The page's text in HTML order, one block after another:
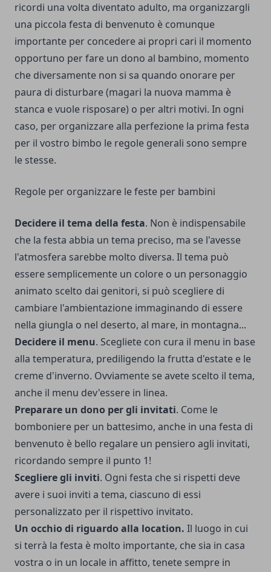
ricordi una volta diventato adulto, ma organizzargli
una piccola festa di benvenuto è comunque
importante per concedere ai propri cari il momento
opportuno per fare un dono al bambino, momento
che diversamente non si sa quando onorare per
paura di disturbare (magari la nuova mamma è
stanca e vuole risposare) o per altri motivi. In ogni
caso, per organizzare alla perfezione la prima festa
per il vostro bimbo le regole generali sono sempre
le stesse.
Regole per organizzare le feste per bambini
Decidere il tema della festa. Non è indispensabile
che la festa abbia un tema preciso, ma se l'avesse
l'atmosfera sarebbe molto diversa. Il tema può
essere semplicemente un colore o un personaggio
animato scelto dai genitori, si può scegliere di
cambiare l'ambientazione immaginando di essere
nella giungla o nel deserto, al mare, in montagna...
Decidere il menu. Scegliete con cura il menu in base
alla temperatura, prediligendo la frutta d'estate e le
creme d'inverno. Ovviamente se avete scelto il tema,
anche il menu dev'essere in linea.
Preparare un dono per gli invitati. Come le
bomboniere per un battesimo, anche in una festa di
benvenuto è bello regalare un pensiero agli invitati,
ricordando sempre il punto 1!
Scegliere gli inviti. Ogni festa che si rispetti deve
avere i suoi inviti a tema, ciascuno di essi
personalizzato per il rispettivo invitato.
Un occhio di riguardo alla location. Il luogo in cui
si terrà la festa è molto importante, che sia in casa
vostra o in un locale in affitto, tenete sempre in